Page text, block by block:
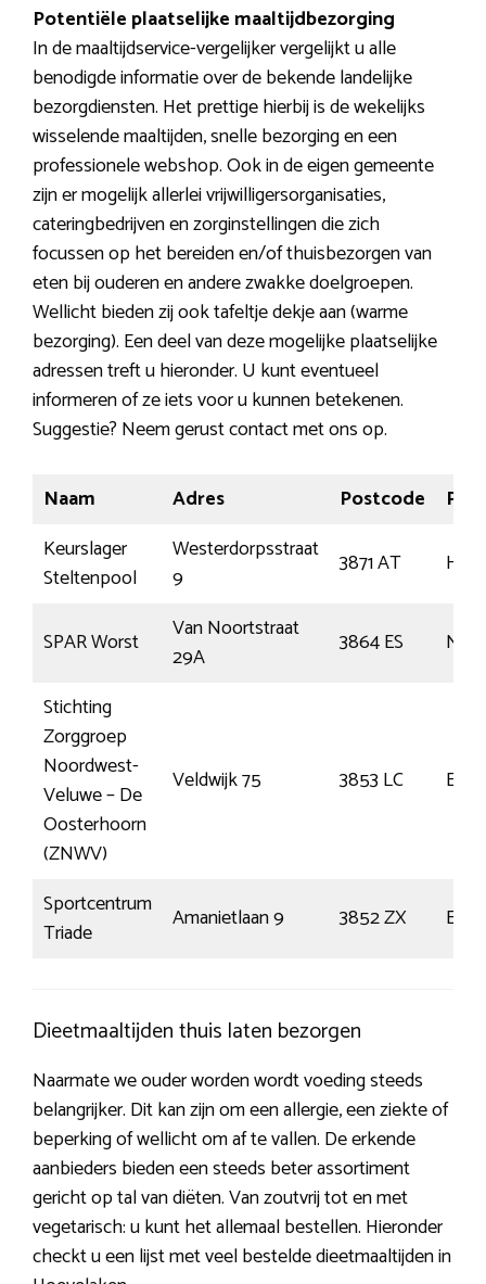
Potentiële plaatselijke maaltijdbezorging
In de maaltijdservice-vergelijker vergelijkt u alle
benodigde informatie over de bekende landelijke
bezorgdiensten. Het prettige hierbij is de wekelijks
wisselende maaltijden, snelle bezorging en een
professionele webshop. Ook in de eigen gemeente
zijn er mogelijk allerlei vrijwilligersorganisaties,
cateringbedrijven en zorginstellingen die zich
focussen op het bereiden en/of thuisbezorgen van
eten bij ouderen en andere zwakke doelgroepen.
Wellicht bieden zij ook tafeltje dekje aan (warme
bezorging). Een deel van deze mogelijke plaatselijke
adressen treft u hieronder. U kunt eventueel
informeren of ze iets voor u kunnen betekenen.
Suggestie? Neem gerust contact met ons op.
Naam Adres Postcode
Keurslager
Steltenpool
Westerdorpsstraat
9
3871 AT
SPAR Worst
Van Noortstraat
29A
3864 ES
Stichting
Zorggroep
Noordwest-
Veluwe – De
Oosterhoorn
(ZNWV)
Veldwijk 75 3853 LC
Sportcentrum
Triade
Amanietlaan 9 3852 ZX
Dieetmaaltijden thuis laten bezorgen
Naarmate we ouder worden wordt voeding steeds
belangrijker. Dit kan zijn om een allergie, een ziekte of
beperking of wellicht om af te vallen. De erkende
aanbieders bieden een steeds beter assortiment
gericht op tal van diëten. Van zoutvrij tot en met
vegetarisch: u kunt het allemaal bestellen. Hieronder
checkt u een lijst met veel bestelde dieetmaaltijden in